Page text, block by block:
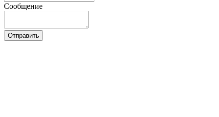
Сообщение
Отправить